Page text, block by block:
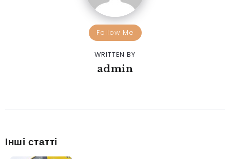
Follow Me
WRITTEN BY
admin
Інші статті